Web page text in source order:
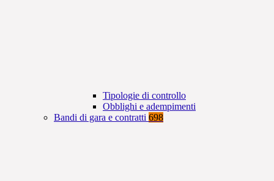
Tipologie di controllo
Obblighi e adempimenti
Bandi di gara e contratti 698